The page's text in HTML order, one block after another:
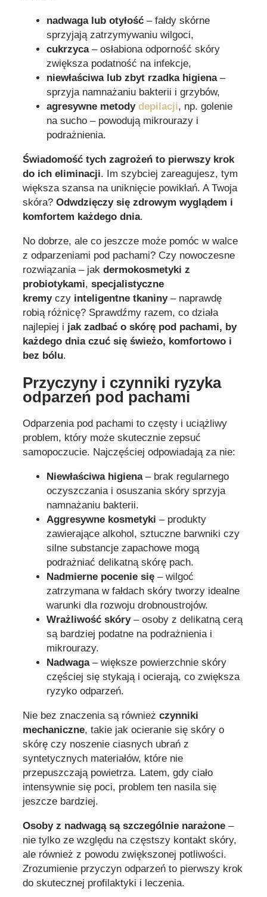
nadwaga lub otyłość – fałdy skórne
sprzyjają zatrzymywaniu wilgoci,
cukrzyca– osłabiona odporność skóry
zwiększa podatność na infekcje,
niewłaściwa lub zbyt rzadka higiena–
sprzyja namnażaniu bakterii i grzybów,
agresywne metody depilacji, np. golenie
na sucho – powodują mikrourazy i
podrażnienia.
Świadomość tych zagrożeń to pierwszy krok
do ich eliminacji. Im szybciej zareagujesz, tym
większa szansa na uniknięcie powikłań. A Twoja
skóra? Odwdzięczy się zdrowym wyglądem i
komfortem każdego dnia.
No dobrze, ale co jeszcze może pomóc w walce
z odparzeniami pod pachami? Czy nowoczesne
rozwiązania – jak dermokosmetyki z
probiotykami, specjalistyczne
kremyczy inteligentne tkaniny– naprawdę
robią różnicę? Sprawdźmy razem, co działa
najlepiej i jak zadbać o skórę pod pachami, by
każdego dnia czuć się świeżo, komfortowo i
bez bólu.
Przyczyny i czynniki ryzyka
odparzeń pod pachami
Odparzenia pod pachami to częsty i uciążliwy
problem, który może skutecznie zepsuć
samopoczucie. Najczęściej odpowiadają za nie:
Niewłaściwa higiena– brak regularnego
oczyszczania i osuszania skóry sprzyja
namnażaniu bakterii.
Aggresywne kosmetyki – produkty
zawierające alkohol, sztuczne barwniki czy
silne substancje zapachowe mogą
podrażniać delikatną skórę pach.
Nadmierne pocenie się – wilgoć
zatrzymana w fałdach skóry tworzy idealne
warunki dla rozwoju drobnoustrojów.
Wrażliwość skóry– osoby z delikatną cerą
są bardziej podatne na podrażnienia i
mikrourazy.
Nadwaga– większe powierzchnie skóry
częściej się stykają i ocierają, co zwiększa
ryzyko odparzeń.
Nie bez znaczenia są również czynniki
mechaniczne, takie jak ocieranie się skóry o
skórę czy noszenie ciasnych ubrań z
syntetycznych materiałów, które nie
przepuszczają powietrza. Latem, gdy ciało
intensywnie się poci, problem ten nasila się
jeszcze bardziej.
Osoby z nadwagą są szczególnie narażone –
nie tylko ze względu na częstszy kontakt skóry,
ale również z powodu zwiększonej potliwości.
Zrozumienie przyczyn odparzeń to pierwszy krok
do skutecznej profilaktyki i leczenia.